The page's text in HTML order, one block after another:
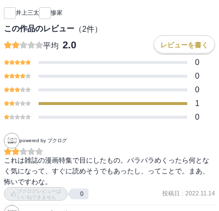
井上三太 惨家
この作品のレビュー （2件）
平均 2.0 レビューを書く
0
0
0
1
0
powered by ブクログ
これは雑誌の漫画特集で目にしたもの。パラパラめくったら何とな
く気になって、すぐに読めそうでもあったし、ってことで。まあ、
怖いですわな。
ブクログレビューは
いいねできません
0 投稿日 : 2022.11.14